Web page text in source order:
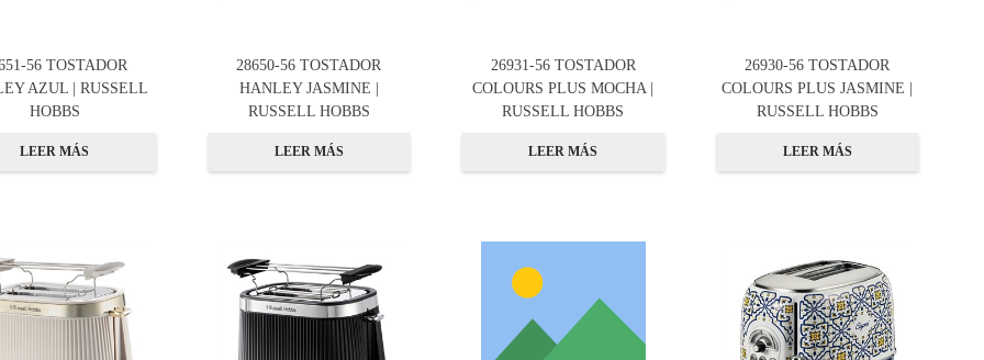
56 TOSTADOR
AZUL | RUSSELL
HOBBS
LEER MÁS
28650-56 TOSTADOR
HANLEY JASMINE |
RUSSELL HOBBS
LEER MÁS
26931-56 TOSTADOR
COLOURS PLUS MOCHA |
RUSSELL HOBBS
LEER MÁS
26930-56 TOSTADOR
COLOURS PLUS JASMINE |
RUSSELL HOBBS
LEER MÁS